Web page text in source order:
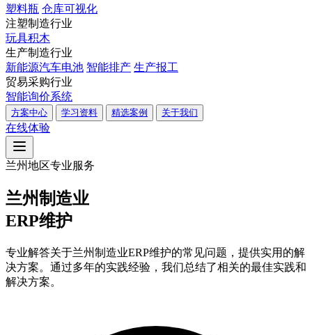
塑料瓶 仓库可视化
注塑制造行业
玩具积木
生产制造行业
新能源汽车电池 智能排产 生产报工
贸易采购行业
智能询价系统
方案中心 学习资料 精选案例 关于我们
在线体验
兰州地区专业服务
兰州制造业
ERP维护
专业解答关于兰州制造业ERP维护的常见问题，提供实用的解
决方案。通过多年的实践经验，我们总结了相关的最佳实践和
解决方案。